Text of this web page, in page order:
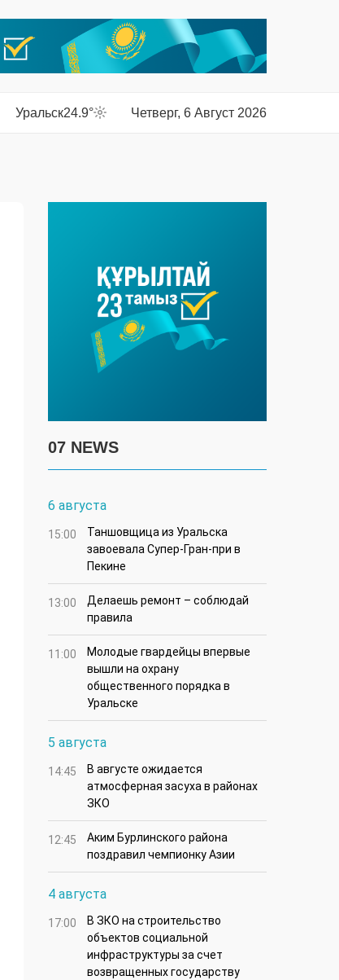
Уральск24.9° Четверг, 6 Август 2026
07 NEWS
6 августа
15:00
Таншовщица из Уральска
завоевала Супер-Гран-при в
Пекине
13:00
Делаешь ремонт – соблюдай
правила
11:00
Молодые гвардейцы впервые
вышли на охрану
общественного порядка в
Уральске
5 августа
14:45
В августе ожидается
атмосферная засуха в районах
ЗКО
12:45
Аким Бурлинского района
поздравил чемпионку Азии
4 августа
17:00
В ЗКО на строительство
объектов социальной
инфраструктуры за счет
возвращенных государству